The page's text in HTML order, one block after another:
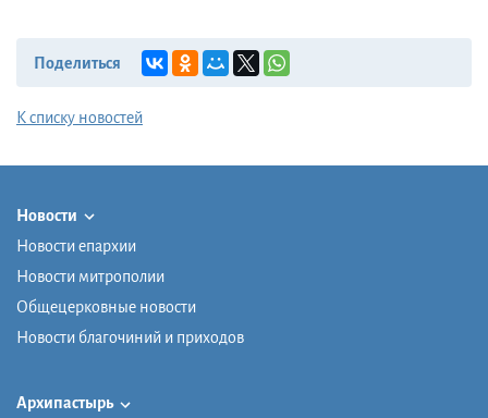
Поделиться
К списку новостей
Новости
Новости епархии
Новости митрополии
Общецерковные новости
Новости благочиний и приходов
Архипастырь